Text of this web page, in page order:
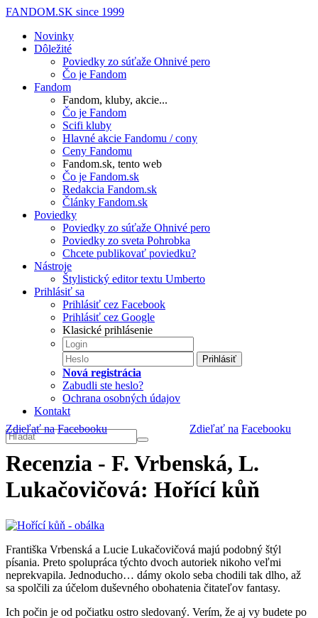
FANDOM.SK since 1999
Novinky
Dôležité
Poviedky zo súťaže Ohnivé pero
Čo je Fandom
Fandom
Fandom, kluby, akcie...
Čo je Fandom
Scifi kluby
Hlavné akcie Fandomu / cony
Ceny Fandomu
Fandom.sk, tento web
Čo je Fandom.sk
Redakcia Fandom.sk
Články Fandom.sk
Poviedky
Poviedky zo súťaže Ohnivé pero
Poviedky zo sveta Pohrobka
Chcete publikovať poviedku?
Nástroje
Štylistický editor textu Umberto
Prihlásiť sa
Prihlásiť cez Facebook
Prihlásiť cez Google
Klasické prihlásenie
Prihlásiť
Nová registrácia
Zabudli ste heslo?
Ochrana osobných údajov
Kontakt
Zdieľať na Facebooku
Zdieľať na Facebooku
Recenzia - F. Vrbenská, L.
Lukačovičová: Hořící kůň
Františka Vrbenská a Lucie Lukačovičová majú podobný štýl
písania. Preto spolupráca týchto dvoch autoriek nikoho veľmi
neprekvapila. Jednoducho… dámy okolo seba chodili tak dlho, až
sa spolčili za účelom duševného obohatenia čitateľov fantasy.
Ich počin je od počiatku ostro sledovaný. Verím, že aj vy budete po